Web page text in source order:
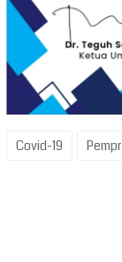
Covid-19